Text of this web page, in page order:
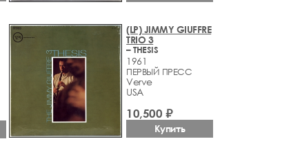
(LP) JIMMY GIUFFRE
TRIO 3
– THESIS
1961
ПЕРВЫЙ ПРЕСС
Verve
USA
10,500 ₽
Купить